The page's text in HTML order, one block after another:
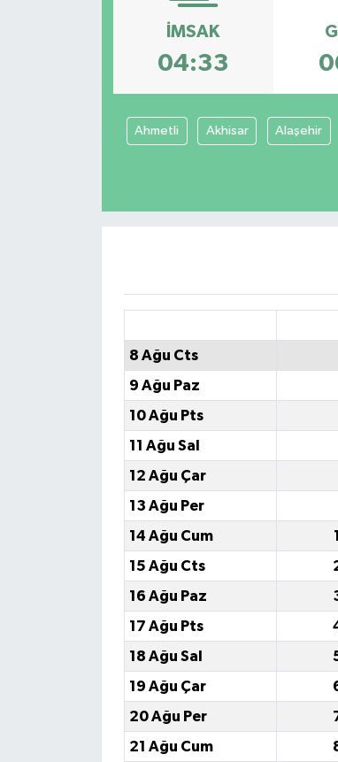
İMSAK
04:33
Ahmetli Akhisar Alaşehir
8 Ağu Cts
9 Ağu Paz
10 Ağu Pts
11 Ağu Sal
12 Ağu Çar
13 Ağu Per
14 Ağu Cum
15 Ağu Cts
16 Ağu Paz
17 Ağu Pts
18 Ağu Sal
19 Ağu Çar
20 Ağu Per
21 Ağu Cum